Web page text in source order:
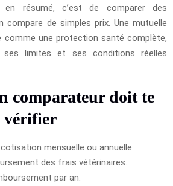
résumé, c’est de comparer des
compare de simples prix. Une mutuelle
comme une protection santé complète,
ses limites et ses conditions réelles
comparateur doit te
vérifier
mensuelle ou annuelle.
des frais vétérinaires.
par an.